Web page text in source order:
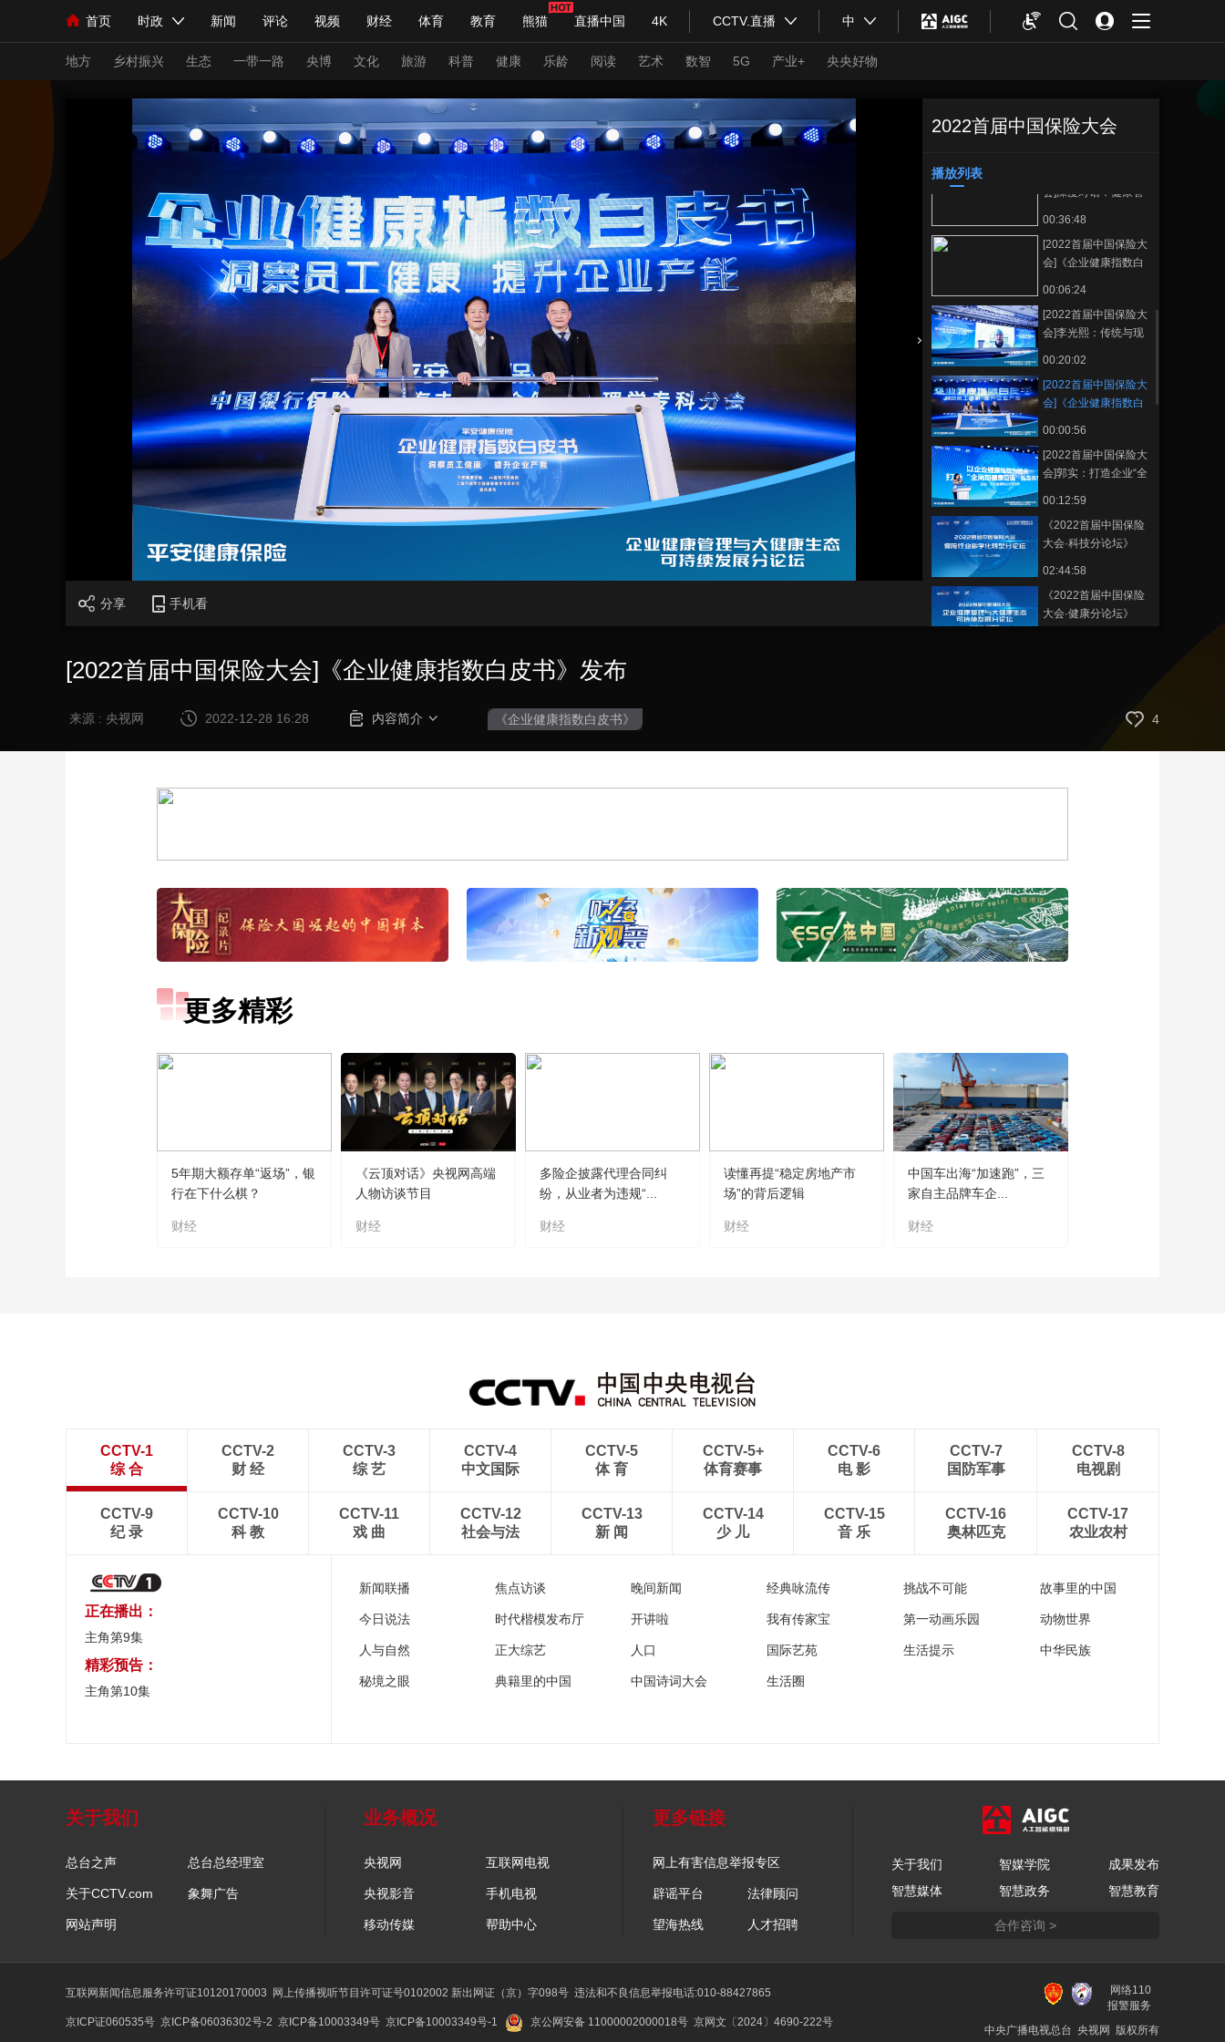
首页 时政 新闻 评论 视频 财经 体育 教育 熊猫 直播中国 4K CCTV.直播 中
人民领袖习近平 联播+ 中国领导人 央视快评 习式妙语 热解读 天天学习
直播 栏目大全 节目单 听音 微视频 主持人 下载央视影音
海外频道 iPanda English Монгол
地方 乡村振兴 生态 一带一路 央博 文化 旅游 科普 健康 乐龄 阅读 艺术 数智 5G 产业+ 央央好物
总台春晚 网络春晚 共产党员网 秧纪录 纪录片网 国家大剧院 大型活动
国内 国际 评论 经济 军事 科技 法治 文娱 人物 公益 图片
人民领袖习近平 联播+ 热解读 天天学习 习式妙语 央视快评 央视网评 光华锐评 锋面
小央视频 小央直播 直播中国 熊猫频道 VR/AR 4K专区 全景新闻
前线 比划 蓝海中国 新兵请入列 人生第一次 人生第二次
2026年冬奥会 CBA NBA 中超 网球
CCTV奥林匹克频道 生活体育大会 体育江湖 文化体育 冰雪道路 足球道路
教育 乡村振兴 生态环境 一带一路 央博 非遗 文化 科普 健康 乐龄 阅读 艺术 数智 5G 产业+
大国智造 大国展会 大国保险 云顶对话 云起 超级工厂 智敬中国 全民健康 颜选攻略 海洋 时尚 才艺 网展 央央好物
分享
手机看
2022首届中国保险大会
播放列表
正在播放
[2022首届中国保
二十条”保险解读
[2022首届中国保险大
会]圆桌对话：商业健
曾诚
会]深度对话：健康管
00:36:48
[2022首届中国保险大
会]《企业健康指数白
00:06:24
[2022首届中国保险大
会]李光熙：传统与现
00:20:02
[2022首届中国保险大
会]《企业健康指数白
00:00:56
[2022首届中国保险大
会]郭实：打造企业“全
00:12:59
《2022首届中国保险
大会·科技分论坛》
02:44:58
《2022首届中国保险
大会·健康分论坛》
会]樊纲 主旨演讲：中
长
体经济高质量发展
会]王俊寿 主题演讲：
保险行业发展新格局
00:21:13
[2022首届中国保险大
会]曾光：后疫情时
健康管理与商保发展
新机遇
[2022首届中国保险大
会]李晓林：健康保险
行业发展现状与未来
00:18:07
会]《中国城市养老服
大会》宣传片
[2022首届中国保险大
会]首届中国保险大会
即将召开 精英聚力共
会]《首届中国保险大
会健康分论坛》先导
00:01:08
[2022首届中国保险大会]《企业健康指数白皮书》发布
来源 : 央视网 2022-12-28 16:28 内容简介 《企业健康指数白皮书》 4
更多精彩
5年期大额存单“返场”，银
行在下什么棋？
财经
《云顶对话》央视网高端
人物访谈节目
财经
多险企披露代理合同纠
纷，从业者为违规“...
财经
读懂再提“稳定房地产市
场”的背后逻辑
财经
中国车出海“加速跑”，三
家自主品牌车企...
财经
CCTV-1
综 合
CCTV-2
财 经
CCTV-3
综 艺
CCTV-4
中文国际
CCTV-5
体 育
CCTV-5+
体育赛事
CCTV-6
电 影
CCTV-7
国防军事
CCTV-8
电视剧
CCTV-9
纪 录
CCTV-10
科 教
CCTV-11
戏 曲
CCTV-12
社会与法
CCTV-13
新 闻
CCTV-14
少 儿
CCTV-15
音 乐
CCTV-16
奥林匹克
CCTV-17
农业农村
正在播出：
主角第9集
精彩预告：
主角第10集
新闻联播 焦点访谈 晚间新闻 经典咏流传 挑战不可能 故事里的中国
今日说法 时代楷模发布厅 开讲啦 我有传家宝 第一动画乐园 动物世界
人与自然 正大综艺 人口 国际艺苑 生活提示 中华民族
秘境之眼 典籍里的中国 中国诗词大会 生活圈
关于我们
总台之声 总台总经理室
关于CCTV.com 象舞广告
网站声明
业务概况
央视网 互联网电视
央视影音 手机电视
移动传媒 帮助中心
更多链接
网上有害信息举报专区
辟谣平台 法律顾问
望海热线 人才招聘
关于我们 智媒学院
成果发布
智慧媒体
智慧政务 智慧教育
合作咨询 >
互联网新闻信息服务许可证10120170003 网上传播视听节目许可证号0102002 新出网证（京）字098号 违法和不良信息举报电话:010-88427865
京ICP证060535号 京ICP备06036302号-2 京ICP备10003349号 京ICP备10003349号-1 京公网安备 11000002000018号 京网文〔2024〕4690-222号
网络110
报警服务
中央广播电视总台 央视网 版权所有